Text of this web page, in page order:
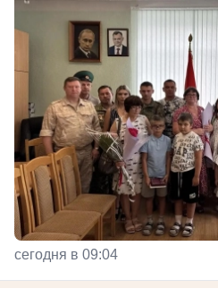
сегодня в 09:04